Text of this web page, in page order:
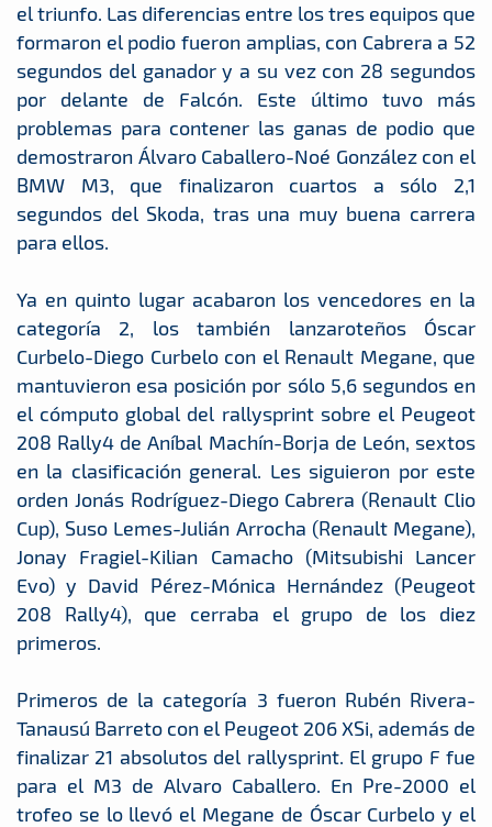
el triunfo. Las diferencias entre los tres equipos que
formaron el podio fueron amplias, con Cabrera a 52
segundos del ganador y a su vez con 28 segundos
por delante de Falcón. Este último tuvo más
problemas para contener las ganas de podio que
demostraron Álvaro Caballero-Noé González con el
BMW M3, que finalizaron cuartos a sólo 2,1
segundos del Skoda, tras una muy buena carrera
para ellos.
Ya en quinto lugar acabaron los vencedores en la
categoría 2, los también lanzaroteños Óscar
Curbelo-Diego Curbelo con el Renault Megane, que
mantuvieron esa posición por sólo 5,6 segundos en
el cómputo global del rallysprint sobre el Peugeot
208 Rally4 de Aníbal Machín-Borja de León, sextos
en la clasificación general. Les siguieron por este
orden Jonás Rodríguez-Diego Cabrera (Renault Clio
Cup), Suso Lemes-Julián Arrocha (Renault Megane),
Jonay Fragiel-Kilian Camacho (Mitsubishi Lancer
Evo) y David Pérez-Mónica Hernández (Peugeot
208 Rally4), que cerraba el grupo de los diez
primeros.
Primeros de la categoría 3 fueron Rubén Rivera-
Tanausú Barreto con el Peugeot 206 XSi, además de
finalizar 21 absolutos del rallysprint. El grupo F fue
para el M3 de Alvaro Caballero. En Pre-2000 el
trofeo se lo llevó el Megane de Óscar Curbelo y el